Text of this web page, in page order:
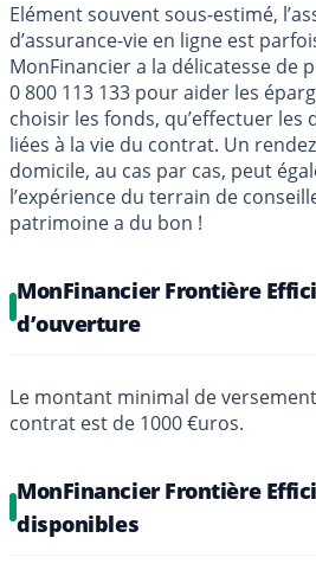
Elément souvent sous-estimé,
d’assurance-vie en ligne est
MonFinancier a la délicatesse de
0 800 113 133 pour aider les
choisir les fonds, qu’effectuer
liées à la vie du contrat. Un
domicile, au cas par cas, peut
l’expérience du terrain de
patrimoine a du bon !
MonFinancier Frontière
d’ouverture
Le montant minimal de
contrat est de 1000 €uros.
MonFinancier Frontière
disponibles